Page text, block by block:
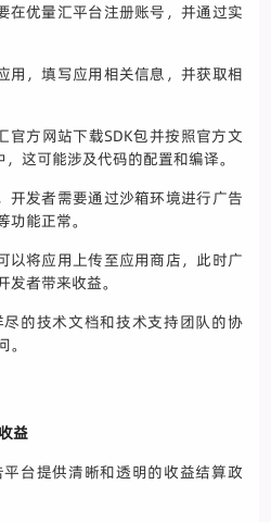
在优量汇平台注册账号，并通过实
用，填写应用相关信息，并获取相
官方网站下载SDK包并按照官方文
这可能涉及代码的配置和编译。
开发者需要通过沙箱环境进行广告
能正常。
以将应用上传至应用商店，此时广
者带来收益。
的技术文档和技术支持团队的协
益
台提供清晰和透明的收益结算政